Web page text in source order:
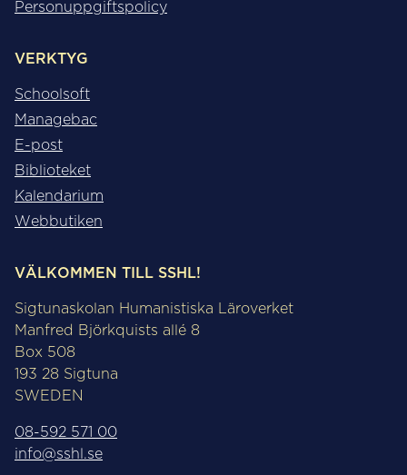
Personuppgiftspolicy
VERKTYG
Schoolsoft
Managebac
E-post
Biblioteket
Kalendarium
Webbutiken
VÄLKOMMEN TILL SSHL!
Sigtunaskolan Humanistiska Läroverket
Manfred Björkquists allé 8
Box 508
193 28 Sigtuna
SWEDEN
08-592 571 00
info@sshl.se